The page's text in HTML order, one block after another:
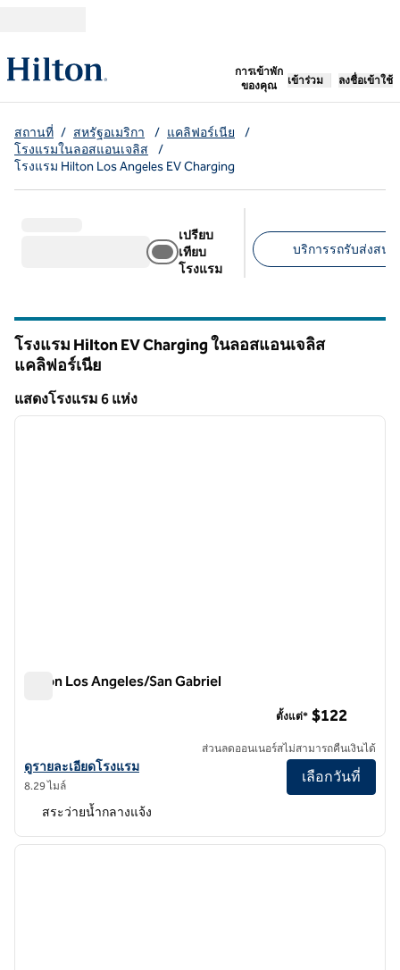
การเข้าพัก
ของคุณ
เปิดแท็บใหม่
เข้าร่วม ลงชื่อเข้าใช้
สถานที่ / สหรัฐอเมริกา / แคลิฟอร์เนีย
/
โรงแรมในลอสแอนเจลิส
/
โรงแรม Hilton Los Angeles EV Charging
เปรียบ
เทียบ
โรงแรม
บริการรถรับส่งสนา
โรงแรม Hilton EV Charging ในลอสแอนเจลิส
แคลิฟอร์เนีย
แสดงโรงแรม 6 แห่ง
แสดงโรงแรม 6 แห่ง
1 จาก 13
ภาพถั
Hilton Los Angeles/San Gabriel
ดูรายละเอียดโรงแรมสําหรับ Hilton Los Angeles/San Gabriel
ดูรายละเอียดโรงแรม
8.29 ไมล์
ตั้งแต่* $122
ส่วนลดออนเนอร์สไม่สามารถคืนเงินได้
เลือกวันที่
สระว่ายน้ำกลางแจ้ง
1 จาก 12
ภาพถั